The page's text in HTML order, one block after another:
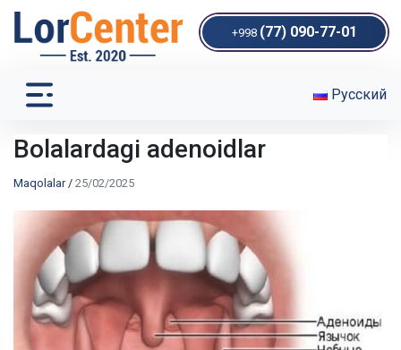
+998 (77) 090-77-01
Русский
Bolalardagi adenoidlar
Maqolalar/ 25/02/2025